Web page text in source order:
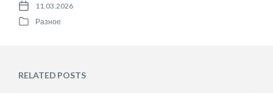
P
t
11.03.2026
P
d
Разное
RELATED POSTS